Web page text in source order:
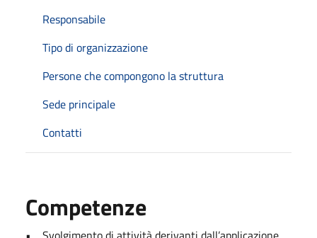
Responsabile
Tipo di organizzazione
Persone che compongono la struttura
Sede principale
Contatti
Competenze